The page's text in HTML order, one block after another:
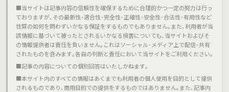
■当サイトは記事内容の信頼性を確保するために合理的かつ一定の努力は行っ
ておりますが､その最新性･適合性･完全性･正確性･安全性･合法性･有用性など
性質の如何を問わずいかなる保証をするものでもありません｡また､利用者が当
該情報に基づいて被ったとされるいかなる損害についても､当サイトおよびそ
の情報提供者は責任を負いません｡これはソーシャル･メディア上で配信･共有
されたものを含みます｡各自の判断と責任において当サイトをご利用ください｡
■記事の内容についての個別回答はいたしかねます｡
■本サイト内のすべての情報はあくまでも利用者の個人使用を目的として提供
されるものであり､商用目的での提供をするものではありません｡また､記事内